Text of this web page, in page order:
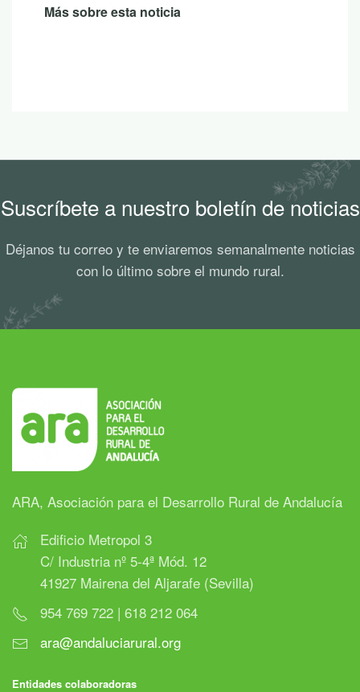
Suscríbete a nuestro boletín de noticias
Déjanos tu correo y te enviaremos semanalmente noticias
con lo último sobre el mundo rural.
ARA, Asociación para el Desarrollo Rural de Andalucía
Edificio Metropol 3
C/ Industria nº 5-4ª Mód. 12
41927 Mairena del Aljarafe (Sevilla)
954 769 722 | 618 212 064
ara@andaluciarural.org
Entidades colaboradoras